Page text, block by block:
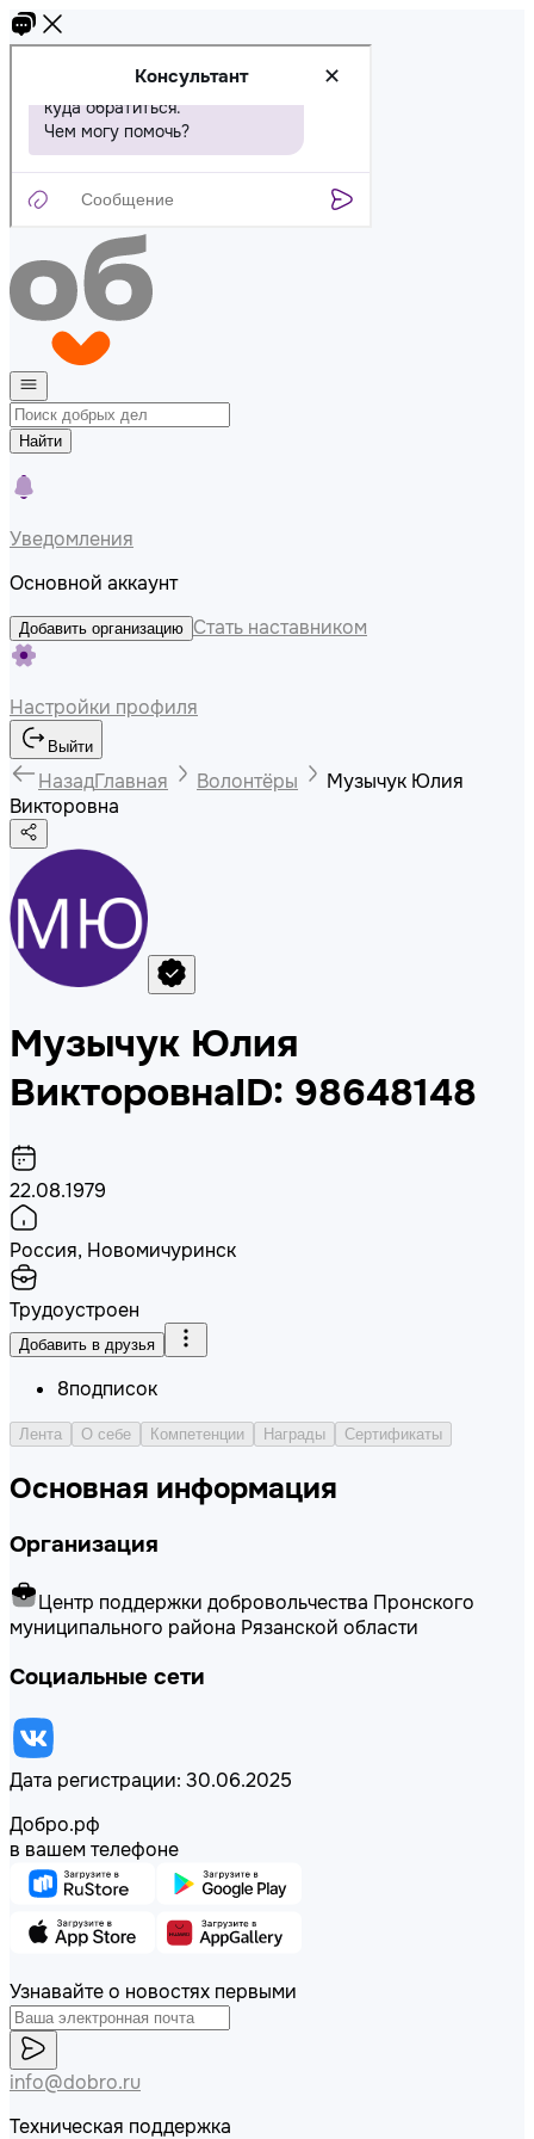
Найти
Уведомления
Основной аккаунт
Добавить организацию Стать наставником
Настройки профиля
Выйти
НазадГлавная Волонтёры
Музычук Юлия
Викторовна
Музычук Юлия
ВикторовнаID: 98648148
22.08.1979
Россия, Новомичуринск
Трудоустроен
Добавить в друзья
8подписок
Лента О себе Компетенции Награды Сертификаты
Основная информация
Организация
Центр поддержки добровольчества Пронского
муниципального района Рязанской области
Социальные сети
Дата регистрации: 30.06.2025
Добро.рф
в вашем телефоне
Узнавайте о новостях первыми
info@dobro.ru
Техническая поддержка